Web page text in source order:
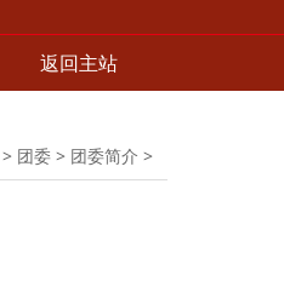
返回主站
> 团委 > 团委简介 >